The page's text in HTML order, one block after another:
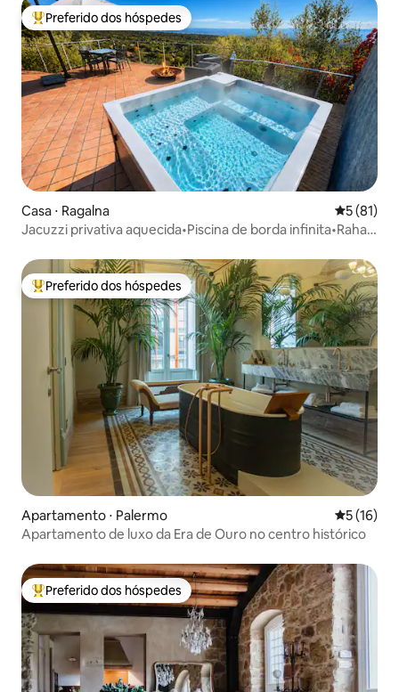
Entre os melhores preferidos dos hóspedes
Preferido dos hóspedes
Casa ⋅ Ragalna 5 de uma
5 (81)
Jacuzzi privativa aquecida•Piscina de borda infinita•Rahal
Entre os melhores preferidos dos hóspedes
Preferido dos hóspedes
Apartamento ⋅ Palermo 5 de uma
5 (16)
Apartamento de luxo da Era de Ouro no centro histórico
Entre os melhores preferidos dos hóspedes
Preferido dos hóspedes